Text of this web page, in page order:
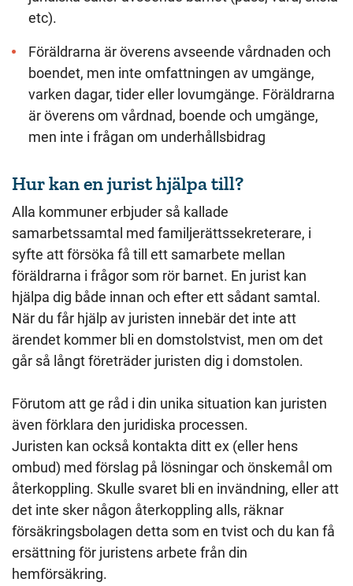
etc).
Föräldrarna är överens avseende vårdnaden och
boendet, men inte omfattningen av umgänge,
varken dagar, tider eller lovumgänge. Föräldrarna
är överens om vårdnad, boende och umgänge,
men inte i frågan om underhållsbidrag
Hur kan en jurist hjälpa till?
Alla kommuner erbjuder så kallade
samarbetssamtal med familjerättssekreterare, i
syfte att försöka få till ett samarbete mellan
föräldrarna i frågor som rör barnet. En jurist kan
hjälpa dig både innan och efter ett sådant samtal.
När du får hjälp av juristen innebär det inte att
ärendet kommer bli en domstolstvist, men om det
går så långt företräder juristen dig i domstolen.
Förutom att ge råd i din unika situation kan juristen
även förklara den juridiska processen.
Juristen kan också kontakta ditt ex (eller hens
ombud) med förslag på lösningar och önskemål om
återkoppling. Skulle svaret bli en invändning, eller att
det inte sker någon återkoppling alls, räknar
försäkringsbolagen detta som en tvist och du kan få
ersättning för juristens arbete från din
hemförsäkring.